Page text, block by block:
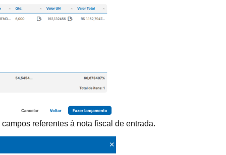
referentes à nota fiscal de entrada.